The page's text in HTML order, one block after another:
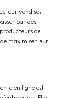
vend ses
par des
de
maximiser leur
en ligne est